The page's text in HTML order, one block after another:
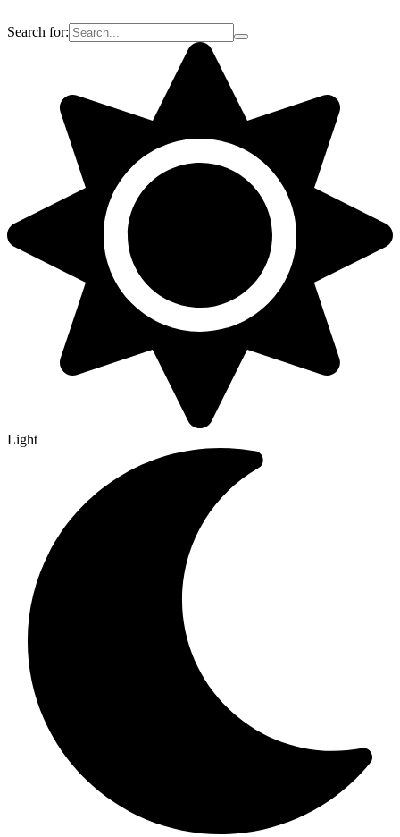
Search for:
Light